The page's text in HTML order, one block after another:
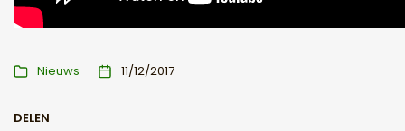
Nieuws 11/12/2017
DELEN